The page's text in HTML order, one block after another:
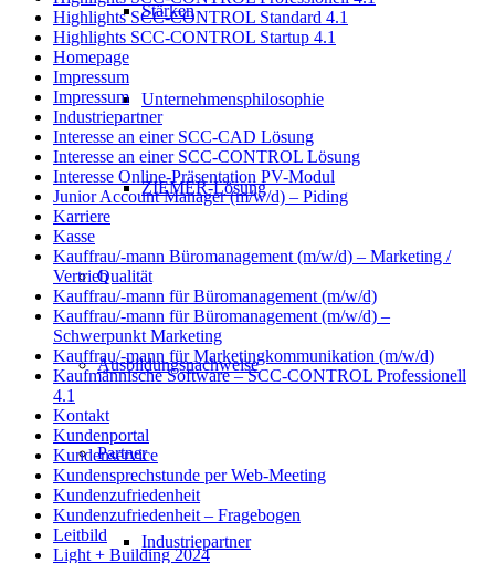
Stärken
Unternehmensphilosophie
ZIEMER-Lösung
Qualität
Ausbildungsnachweise
Partner
Industriepartner
Highlights SCC-CONTROL Standard 4.1
Highlights SCC-CONTROL Startup 4.1
Homepage
Impressum
Impressum
Industriepartner
Interesse an einer SCC-CAD Lösung
Interesse an einer SCC-CONTROL Lösung
Interesse Online-Präsentation PV-Modul
Junior Account Manager (m/w/d) – Piding
Karriere
Kasse
Kauffrau/-mann Büromanagement (m/w/d) – Marketing /
Vertrieb
Kauffrau/-mann für Büromanagement (m/w/d)
Kauffrau/-mann für Büromanagement (m/w/d) –
Schwerpunkt Marketing
Kauffrau/-mann für Marketingkommunikation (m/w/d)
Kaufmännische Software – SCC-CONTROL Professionell
4.1
Kontakt
Kundenportal
Kundenservice
Kundensprechstunde per Web-Meeting
Kundenzufriedenheit
Kundenzufriedenheit – Fragebogen
Leitbild
Light + Building 2024